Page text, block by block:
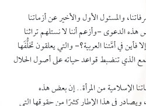
والمسئول الأول والأخير عن أزماتنا
الدعوى -وأزعم أننا لا نستلهم تراثنا
في أمَّتنا العربية؟- والتي يعلقون تخلُّفَها
الذي تنضبط قواعد حياته على أصول الحلال
الإسلامية من المرأة.. إن بعض هذه